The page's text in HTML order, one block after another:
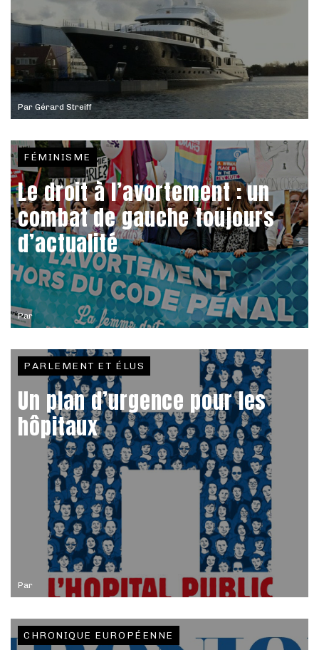
Par Gérard Streiff
Par
FÉMINISME
Le droit à l’avortement : un
combat de gauche toujours
d’actualité
Par
PARLEMENT ET ÉLUS
Un plan d’urgence pour les
hôpitaux
CHRONIQUE EUROPÉENNE